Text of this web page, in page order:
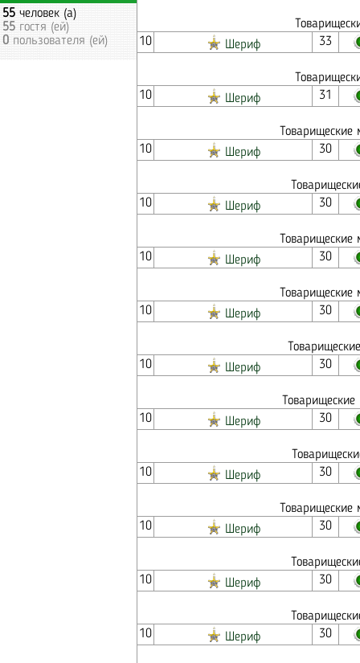
55 человек (а)
55 гостя (ей)
0 пользователя (ей)
10
Шериф 33
10
Шериф 31
10
Шериф 30
10
Шериф 30
10
Шериф 30
10
Шериф 30
10
Шериф 30
10
Шериф 30
10
Шериф 30
10
Шериф 30
10
Шериф 30
10
Шериф 30